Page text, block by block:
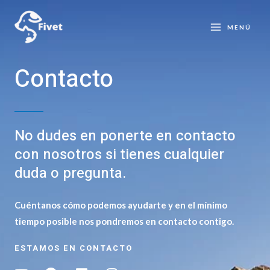
contenido
MENÚ
Contacto
No dudes en ponerte en contacto
con nosotros si tienes cualquier
duda o pregunta.
Cuéntanos cómo podemos ayudarte y en el mínimo
tiempo posible nos pondremos en contacto contigo.
ESTAMOS EN CONTACTO